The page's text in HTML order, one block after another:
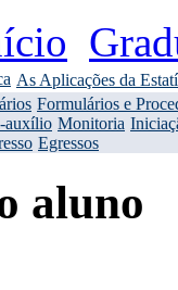
As Aplicações da
Formulários e
auxílio Monitoria
Egressos
aluno